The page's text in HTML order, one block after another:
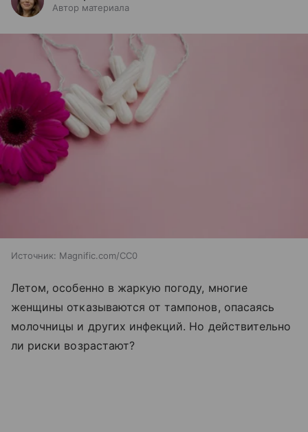
Автор материала
Источник: Magnific.com/CC0
Летом, особенно в жаркую погоду, многие
женщины отказываются от тампонов, опасаясь
молочницы и других инфекций. Но действительно
ли риски возрастают?